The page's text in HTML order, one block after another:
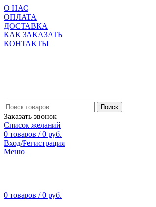
О НАС
ОПЛАТА
ДОСТАВКА
КАК ЗАКАЗАТЬ
КОНТАКТЫ
Поиск
Заказать звонок
Список желаний
0 товаров / 0 руб.
Вход/Регистрация
Меню
0 товаров / 0 руб.